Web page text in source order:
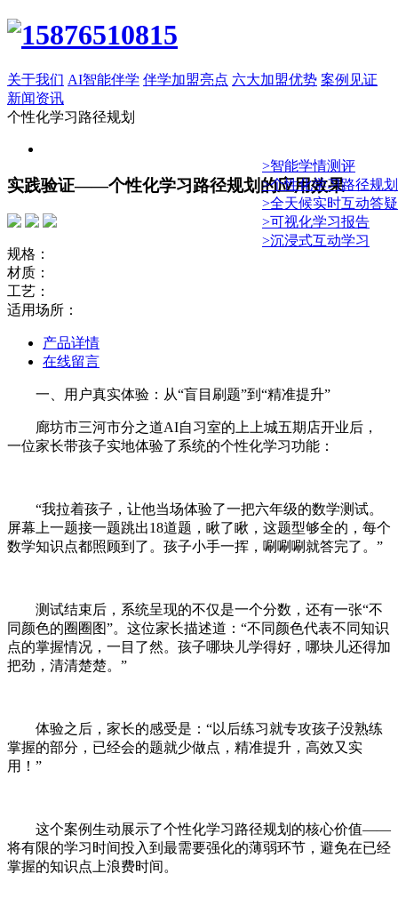
关于我们 AI智能伴学 伴学加盟亮点 六大加盟优势 案例见证
新闻资讯
个性化学习路径规划
>智能学情测评
>个性化学习路径规划
>全天候实时互动答疑
>可视化学习报告
>沉浸式互动学习
实践验证——个性化学习路径规划的应用效果
规格：
材质：
工艺：
适用场所：
产品详情
在线留言
一、用户真实体验：从“盲目刷题”到“精准提升”
廊坊市三河市分之道AI自习室的上上城五期店开业后，
一位家长带孩子实地体验了系统的个性化学习功能：
“我拉着孩子，让他当场体验了一把六年级的数学测试。
屏幕上一题接一题跳出18道题，瞅了瞅，这题型够全的，每个
数学知识点都照顾到了。孩子小手一挥，唰唰唰就答完了。”
测试结束后，系统呈现的不仅是一个分数，还有一张“不
同颜色的圈圈图”。这位家长描述道：“不同颜色代表不同知识
点的掌握情况，一目了然。孩子哪块儿学得好，哪块儿还得加
把劲，清清楚楚。”
体验之后，家长的感受是：“以后练习就专攻孩子没熟练
掌握的部分，已经会的题就少做点，精准提升，高效又实
用！”
这个案例生动展示了个性化学习路径规划的核心价值——
将有限的学习时间投入到最需要强化的薄弱环节，避免在已经
掌握的知识点上浪费时间。